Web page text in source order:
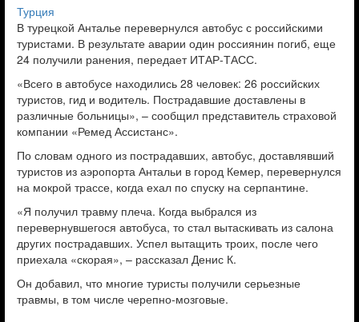
Турция
В турецкой Анталье перевернулся автобус с российскими
туристами. В результате аварии один россиянин погиб, еще
24 получили ранения, передает ИТАР-ТАСС.
«Всего в автобусе находились 28 человек: 26 российских
туристов, гид и водитель. Пострадавшие доставлены в
различные больницы», – сообщил представитель страховой
компании «Ремед Ассистанс».
По словам одного из пострадавших, автобус, доставлявший
туристов из аэропорта Антальи в город Кемер, перевернулся
на мокрой трассе, когда ехал по спуску на серпантине.
«Я получил травму плеча. Когда выбрался из
перевернувшегося автобуса, то стал вытаскивать из салона
других пострадавших. Успел вытащить троих, после чего
приехала «скорая», – рассказал Денис К.
Он добавил, что многие туристы получили серьезные
травмы, в том числе черепно-мозговые.